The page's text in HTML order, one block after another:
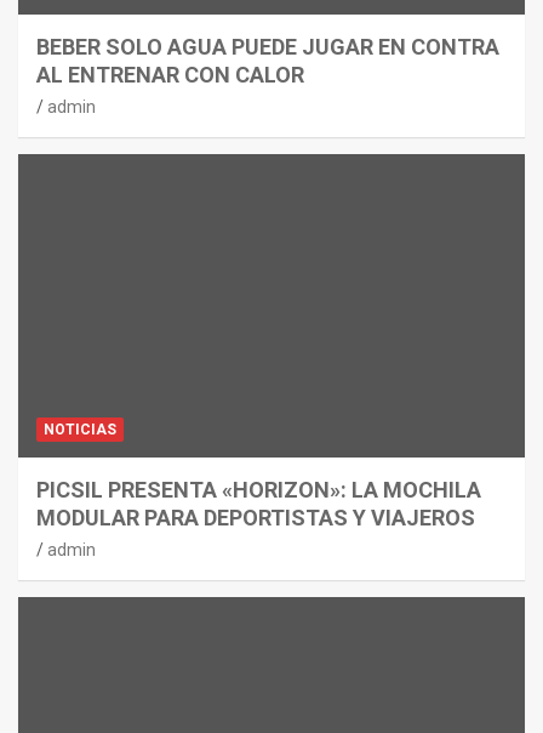
BEBER SOLO AGUA PUEDE JUGAR EN CONTRA
AL ENTRENAR CON CALOR
admin
NOTICIAS
PICSIL PRESENTA «HORIZON»: LA MOCHILA
MODULAR PARA DEPORTISTAS Y VIAJEROS
admin